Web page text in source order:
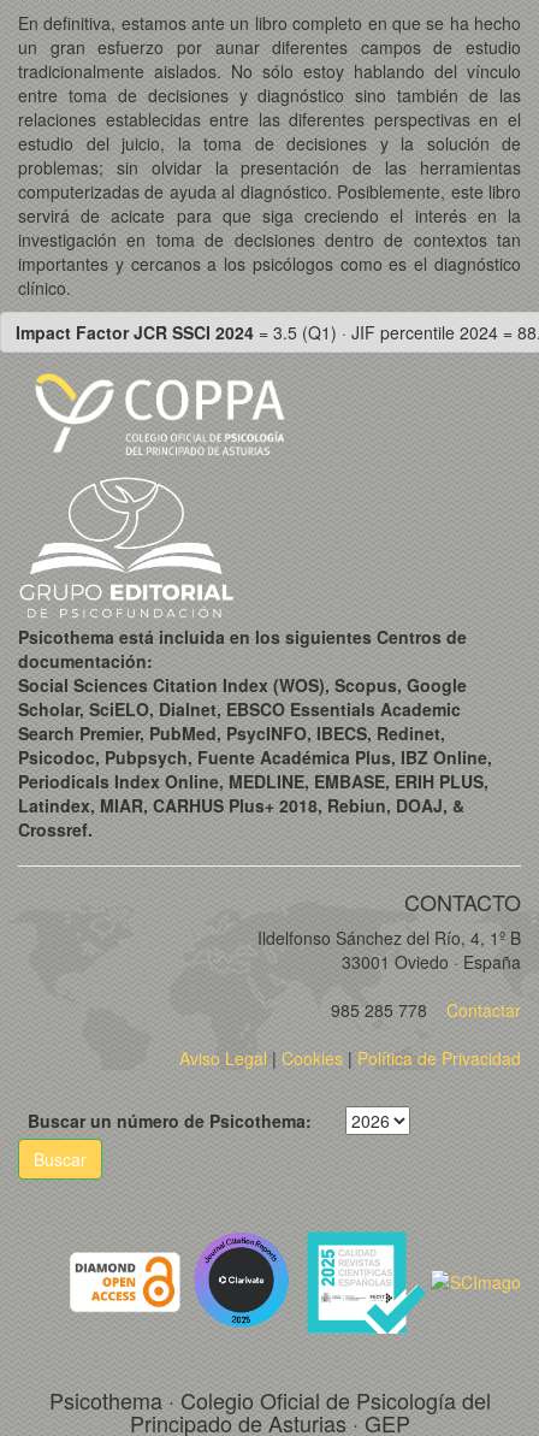
En definitiva, estamos ante un libro completo en que se ha hecho
un gran esfuerzo por aunar diferentes campos de estudio
tradicionalmente aislados. No sólo estoy hablando del vínculo
entre toma de decisiones y diagnóstico sino también de las
relaciones establecidas entre las diferentes perspectivas en el
estudio del juicio, la toma de decisiones y la solución de
problemas; sin olvidar la presentación de las herramientas
computerizadas de ayuda al diagnóstico. Posiblemente, este libro
servirá de acicate para que siga creciendo el interés en la
investigación en toma de decisiones dentro de contextos tan
importantes y cercanos a los psicólogos como es el diagnóstico
clínico.
Impact Factor JCR SSCI 2024 = 3.5 (Q1) · JIF percentile 2024 =
Psicothema está incluida en los siguientes Centros de
documentación:
Social Sciences Citation Index (WOS), Scopus, Google
Scholar, SciELO, Dialnet, EBSCO Essentials Academic
Search Premier, PubMed, PsycINFO, IBECS, Redinet,
Psicodoc, Pubpsych, Fuente Académica Plus, IBZ Online,
Periodicals Index Online, MEDLINE, EMBASE, ERIH PLUS,
Latindex, MIAR, CARHUS Plus+ 2018, Rebiun, DOAJ, &
Crossref.
CONTACTO
Ildelfonso Sánchez del Río, 4, 1º B
33001 Oviedo · España
985 285 778
Contactar
Aviso Legal| Cookies | Política de Privacidad
Buscar un número de Psicothema:
Buscar
Psicothema · Colegio Oficial de Psicología del
Principado de Asturias · GEP